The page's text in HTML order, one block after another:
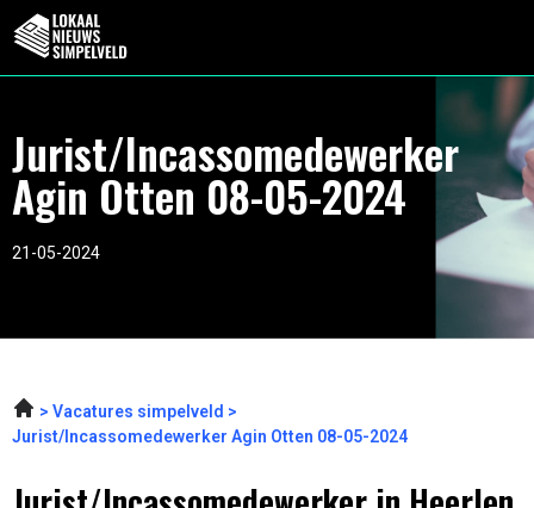
Jurist/Incassomedewerker
Agin Otten 08-05-2024
21-05-2024
Vacatures simpelveld
Jurist/Incassomedewerker Agin Otten 08-05-2024